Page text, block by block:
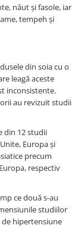
năut și fasole, iar
tempeh și
din soia cu o
leagă aceste
inconsistente.
au revizuit studii
din 12 studii
Europa și
precum
respectiv
ce două s-au
studiilor
de hipertensiune